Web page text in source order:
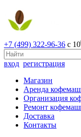
+7 (499) 322-96-36 с 10
вход регистрация
Магазин
Аренда
Организация
Ремонт
Доставка
Контакты